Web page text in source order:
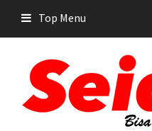
content
Top Menu